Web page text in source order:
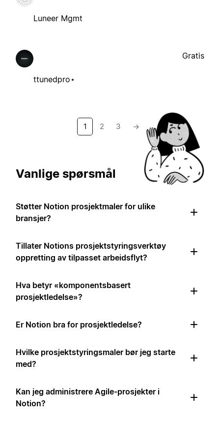
Luneer Mgmt
ttunedpro⋆
Gratis
1 2 3 →
Vanlige spørsmål
Støtter Notion prosjektmaler for ulike
bransjer?
Tillater Notions prosjektstyringsverktøy
oppretting av tilpasset arbeidsflyt?
Hva betyr «komponentsbasert
prosjektledelse»?
Er Notion bra for prosjektledelse?
Hvilke prosjektstyringsmaler bør jeg starte
med?
Kan jeg administrere Agile-prosjekter i
Notion?